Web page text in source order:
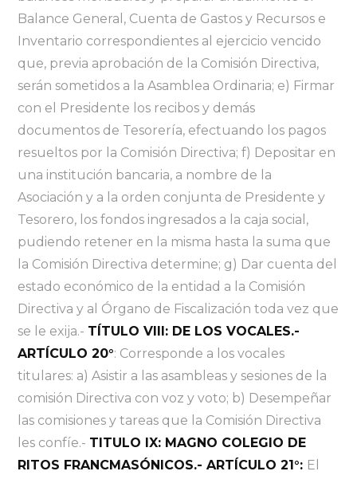
Balance General, Cuenta de Gastos y Recursos e
Inventario correspondientes al ejercicio vencido
que, previa aprobación de la Comisión Directiva,
serán sometidos a la Asamblea Ordinaria; e) Firmar
con el Presidente los recibos y demás
documentos de Tesorería, efectuando los pagos
resueltos por la Comisión Directiva; f) Depositar en
una institución bancaria, a nombre de la
Asociación y a la orden conjunta de Presidente y
Tesorero, los fondos ingresados a la caja social,
pudiendo retener en la misma hasta la suma que
la Comisión Directiva determine; g) Dar cuenta del
estado económico de la entidad a la Comisión
Directiva y al Órgano de Fiscalización toda vez que
se le exija.- TÍTULO VIII: DE LOS VOCALES.-
ARTÍCULO 20°: Corresponde a los vocales
titulares: a) Asistir a las asambleas y sesiones de la
comisión Directiva con voz y voto; b) Desempeñar
las comisiones y tareas que la Comisión Directiva
les confíe.- TITULO IX: MAGNO COLEGIO DE
RITOS FRANCMASÓNICOS.- ARTÍCULO 21°: El